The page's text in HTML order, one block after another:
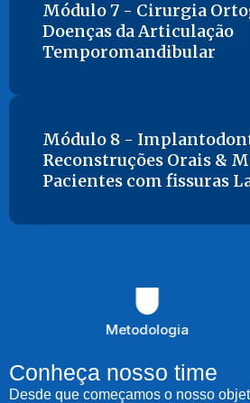
Módulo 7 - Cirurgia
Doenças da Articulação
Temporomandibular
Módulo 8 -
Reconstruções Orais &
Pacientes com fissuras
Metodologia
Conheça nosso time
Desde que começamos o nosso